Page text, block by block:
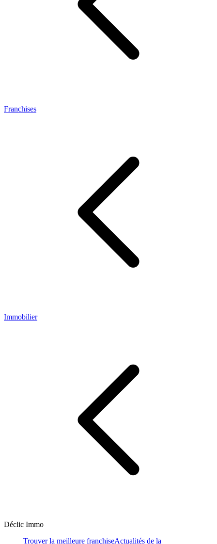
Franchises
Immobilier
Déclic Immo
Trouver la meilleure franchiseActualités de la